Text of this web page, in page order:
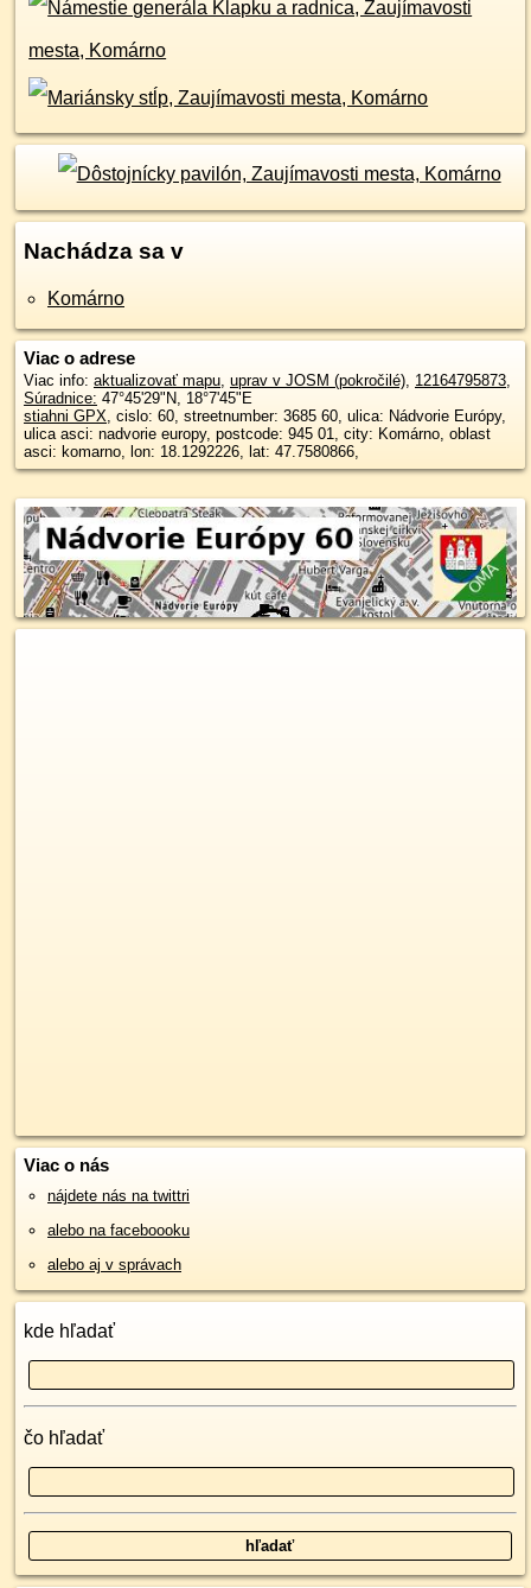
Nachádza sa v
Komárno
Viac o adrese
Viac info: aktualizovať mapu uprav v JOSM (pokročilé) 12164795873
Súradnice: 47°45'29"N 18°7'45"E
stiahni GPX , cislo: 60, streetnumber: 3685 60, ulica: Nádvorie Európy,
ulica asci: nadvorie europy, postcode: 945 01, city: Komárno, oblast
asci: komarno, lon: 18.1292226, lat: 47.7580866,
Viac o nás
nájdete nás na twittri
alebo na faceboooku
alebo aj v správach
kde hľadať
čo hľadať